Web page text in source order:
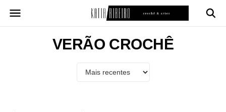
para
VERÃO CROCHÊ